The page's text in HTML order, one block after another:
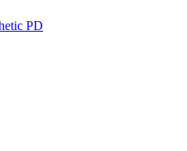
PD